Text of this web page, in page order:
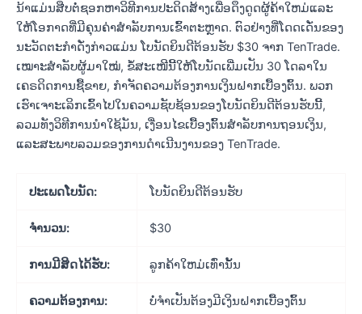
ນ້າແມ່ນສືບຕໍ່ຊອກຫາວິທີການປະດິດສ້າງເພື່ອດຶງດູດຜູ້ຄ້າໃຫມ່ແລະ
ໃຫ້ໂອກາດທີ່ມີຄຸນຄ່າສໍາລັບການເຂົ້າຕະຫຼາດ. ຕົວຢ່າງທີ່ໂດດເດັ່ນຂອງ
ນະວັດຕະກໍາດັ່ງກ່າວແມ່ນ ໂບນັດຍິນດີຕ້ອນຮັບ $30 ຈາກ TenTrade.
ເໝາະສຳລັບຜູ້ມາໃໝ່, ຂໍ້ສະເໜີນີ້ໃຫ້ໂບນັດເພີ່ມເປັນ 30 ໂດລາໃນ
ເຄຣດິດການຊື້ຂາຍ, ກໍາຈັດຄວາມຕ້ອງການເງິນຝາກເບື້ອງຕົ້ນ. ພວກ
ເຮົາເຈາະເລິກເຂົ້າໄປໃນຄວາມຊັບຊ້ອນຂອງໂບນັດຍິນດີຕ້ອນຮັບນີ້,
ລວມທັງວິທີການນໍາໃຊ້ມັນ, ເງື່ອນໄຂເບື້ອງຕົ້ນສໍາລັບການຖອນເງິນ,
ແລະສະພາບລວມຂອງການດໍາເນີນງານຂອງ TenTrade.
ປະເພດໂບນັດ: ໂບນັດຍິນດີຕ້ອນຮັບ
ຈໍາ​ນວນ: $30
ການມີສິດໄດ້ຮັບ: ລູກຄ້າໃຫມ່ເທົ່ານັ້ນ
ຄວາມຕ້ອງການ: ບໍ່ຈໍາເປັນຕ້ອງມີເງິນຝາກເບື້ອງຕົ້ນ